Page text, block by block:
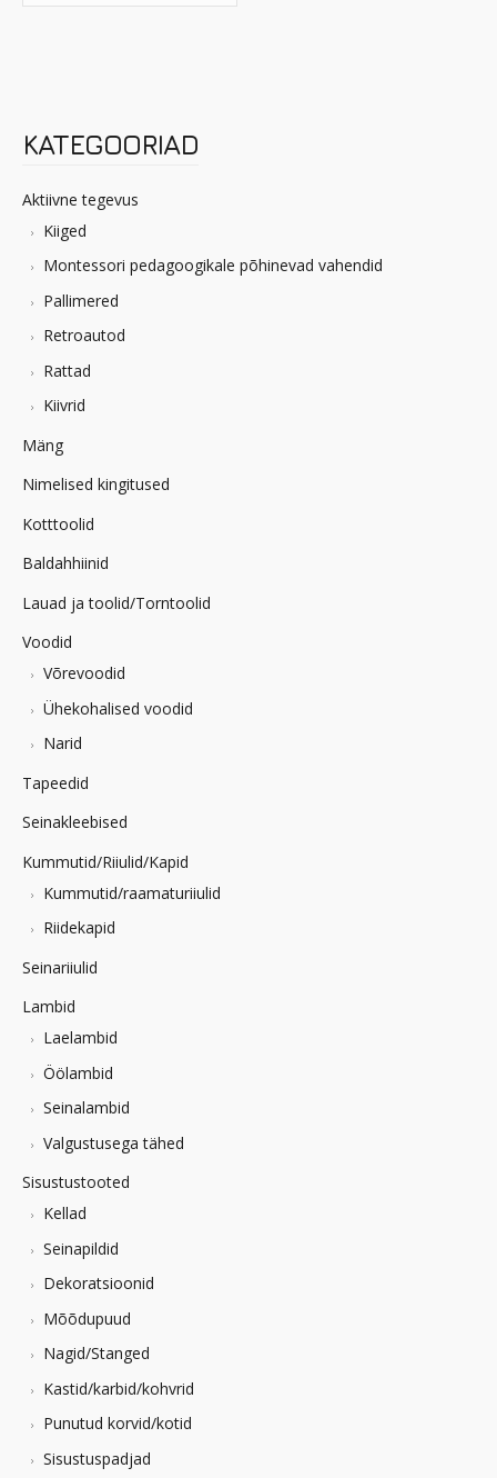
KATEGOORIAD
Aktiivne tegevus
Kiiged
Montessori pedagoogikale põhinevad vahendid
Pallimered
Retroautod
Rattad
Kiivrid
Mäng
Nimelised kingitused
Kotttoolid
Baldahhiinid
Lauad ja toolid/Torntoolid
Voodid
Võrevoodid
Ühekohalised voodid
Narid
Tapeedid
Seinakleebised
Kummutid/Riiulid/Kapid
Kummutid/raamaturiiulid
Riidekapid
Seinariiulid
Lambid
Laelambid
Öölambid
Seinalambid
Valgustusega tähed
Sisustustooted
Kellad
Seinapildid
Dekoratsioonid
Mõõdupuud
Nagid/Stanged
Kastid/karbid/kohvrid
Punutud korvid/kotid
Sisustuspadjad